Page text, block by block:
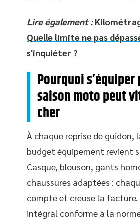
Lire également :
Quelle limite ne pas
s'inquiéter ?
Pourquoi
saison moto peut
cher
À chaque reprise de guidon,
budget équipement revient
Casque, blouson, gants
chaussures adaptées :
compte et creuse la facture.
intégral conforme à la